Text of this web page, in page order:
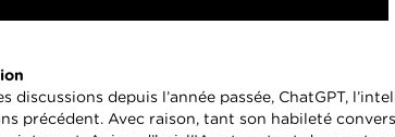
discussions depuis l’année passée, ChatGPT,
précédent. Avec raison, tant son habileté